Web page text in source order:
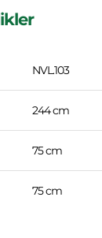
NVL.103
244 cm
75 cm
75 cm